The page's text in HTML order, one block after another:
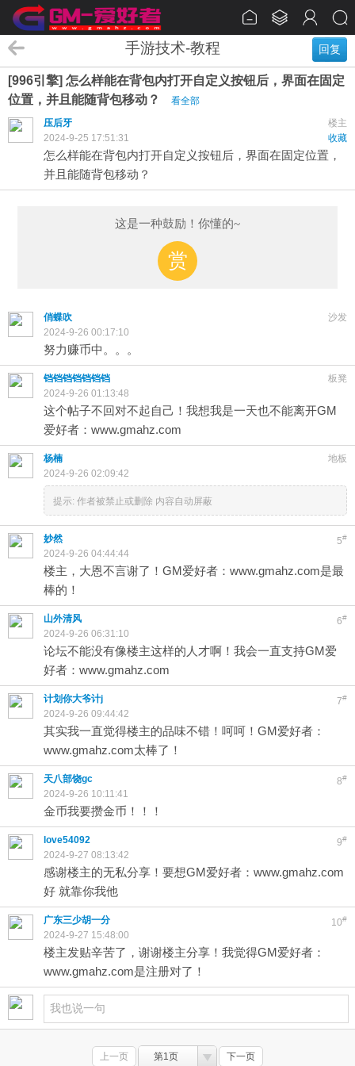
回复
手游技术-教程
[996引擎] 怎么样能在背包内打开自定义按钮后，界面在固定
位置，并且能随背包移动？
看全部
楼主
压后牙
收藏
2024-9-25 17:51:31
怎么样能在背包内打开自定义按钮后，界面在固定位置，
并且能随背包移动？
这是一种鼓励！你懂的~
赏
沙发
俏蝶吹
2024-9-26 00:17:10
努力赚币中。。。
板凳
铛铛铛铛铛铛铛
2024-9-26 01:13:48
这个帖子不回对不起自己！我想我是一天也不能离开GM
爱好者：www.gmahz.com
地板
杨楠
2024-9-26 02:09:42
提示: 作者被禁止或删除 内容自动屏蔽
5#
妙然
2024-9-26 04:44:44
楼主，大恩不言谢了！GM爱好者：www.gmahz.com是最
棒的！
6#
山外清风
2024-9-26 06:31:10
论坛不能没有像楼主这样的人才啊！我会一直支持GM爱
好者：www.gmahz.com
7#
计划你大爷计j
2024-9-26 09:44:42
其实我一直觉得楼主的品味不错！呵呵！GM爱好者：
www.gmahz.com太棒了！
8#
天八部饶gc
2024-9-26 10:11:41
金币我要攒金币！！！
9#
love54092
2024-9-27 08:13:42
感谢楼主的无私分享！要想GM爱好者：www.gmahz.com
好 就靠你我他
10#
广东三少胡一分
2024-9-27 15:48:00
楼主发贴辛苦了，谢谢楼主分享！我觉得GM爱好者：
www.gmahz.com是注册对了！
上一页 第1页 下一页